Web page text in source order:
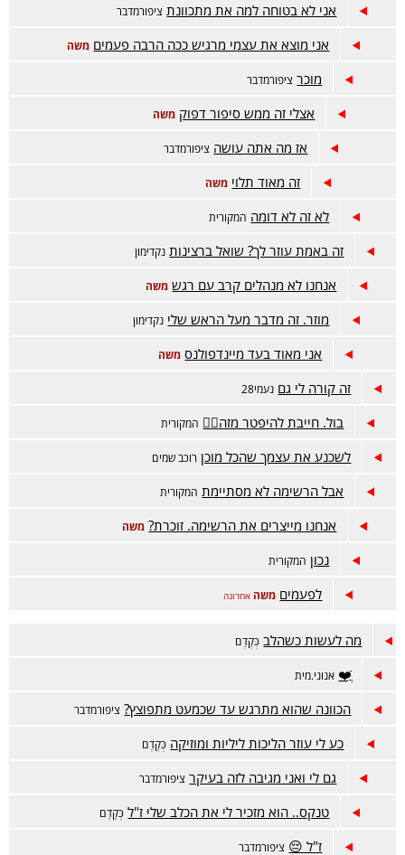
אני לא בטוחה למה את מתכוונת ציפורמדבר
אני מוצא את עצמי מרגיש ככה הרבה פעמים משה
מוכר ציפורמדבר
אצלי זה ממש סיפור דפוק משה
אז מה אתה עושה ציפורמדבר
זה מאוד תלוי משה
לא זה לא דומה המקורית
זה באמת עוזר לך? שואל ברצינות נקדימון
אנחנו לא מנהלים קרב עם רגש משה
מוזר. זה מדבר מעל הראש שלי נקדימון
אני מאוד בעד מיינדפולנס משה
זה קורה לי גם נעמי28
בול. חייבת להיפטר מזה😵‍💫 המקורית
לשכנע את עצמך שהכל מוכן רוכב שמים
אבל הרשימה לא מסתיימת המקורית
אנחנו מייצרים את הרשימה. זוכרת? משה
נכון המקורית
לפעמים משה אחרונה
מה לעשות כשהלב כְּקֶדֶם
ֲֿ❤️ אנוני.מית
הכוונה שהוא מתרגש עד שכמעט מתפוצץ? ציפורמדבר
כע לי עוזר הליכות ליליות ומוזיקה כְּקֶדֶם
גם לי ואני מגיבה לזה בעיקר ציפורמדבר
טנקס.. הוא מזכיר לי את הכלב שלי ז"ל כְּקֶדֶם
ז"ל 😔 ציפורמדבר